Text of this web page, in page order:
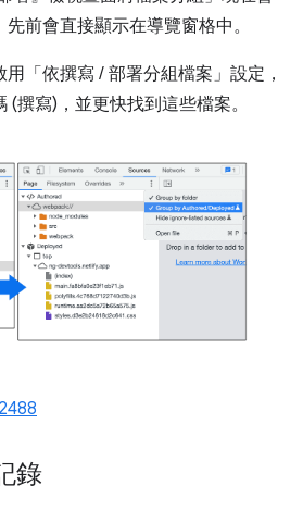
前會直接顯示在導覽窗格中。
用「依撰寫 / 部署分組檔案」 設定，
(撰寫)，並更快找到這些檔案。
錄